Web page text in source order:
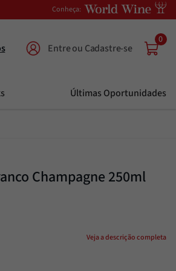
Conheça:
0
Últimas Oportunidades
Champagne 250ml
Veja a descrição completa